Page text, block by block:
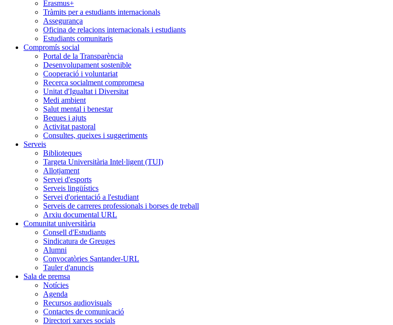
Erasmus+
Tràmits per a estudiants internacionals
Assegurança
Oficina de relacions internacionals i estudiants
Estudiants comunitaris
Compromís social
Portal de la Transparència
Desenvolupament sostenible
Cooperació i voluntariat
Recerca socialment compromesa
Unitat d'Igualtat i Diversitat
Medi ambient
Salut mental i benestar
Beques i ajuts
Activitat pastoral
Consultes, queixes i suggeriments
Serveis
Biblioteques
Targeta Universitària Intel·ligent (TUI)
Allotjament
Servei d'esports
Serveis lingüístics
Servei d'orientació a l'estudiant
Serveis de carreres professionals i borses de treball
Arxiu documental URL
Comunitat universitària
Consell d'Estudiants
Sindicatura de Greuges
Alumni
Convocatòries Santander-URL
Tauler d'anuncis
Sala de premsa
Notícies
Agenda
Recursos audiovisuals
Contactes de comunicació
Directori xarxes socials